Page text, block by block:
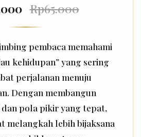
Rp65.000
pembaca memahami
kehidupan” yang sering
perjalanan menuju
Dengan membangun
pola pikir yang tepat,
melangkah lebih bijaksana